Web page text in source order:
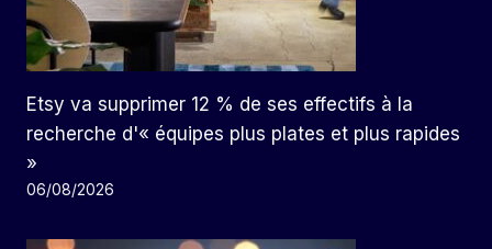
Etsy va supprimer 12 % de ses effectifs à la
recherche d'« équipes plus plates et plus rapides
»
06/08/2026